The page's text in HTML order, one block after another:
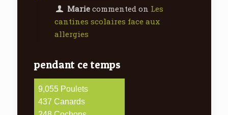
Mariecommented on Les
cantines scolaires face aux
allergies
pendant ce temps
9,610 Poulets
463 Canards